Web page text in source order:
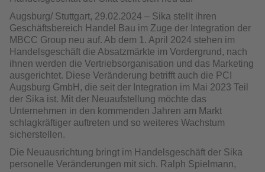
Augsburg/ Stuttgart, 29.02.2024 – Sika stellt ihren
Geschäftsbereich Handel Bau im Zuge der Integration der
MBCC Group neu auf. Ab dem 1. April 2024 stehen im
Handelsgeschäft die Absatzmärkte im Vorder­grund, nach
ihnen werden die Vertriebsorganisation und das Marketing
ausgerichtet. Diese Veränderung betrifft auch die PCI
Augsburg GmbH, die seit der Integration im Mai 2023 Teil
der Sika ist. Mit der Neuaufstel­lung möchte das
Unternehmen in den kommenden Jahren am Markt
schlagkräftiger auftreten und so weiteres Wachstum
sicherstellen.
Die Neuausrichtung bringt im Handelsgeschäft der Sika
personelle Verände­rungen mit sich. Ralph Spielmann,